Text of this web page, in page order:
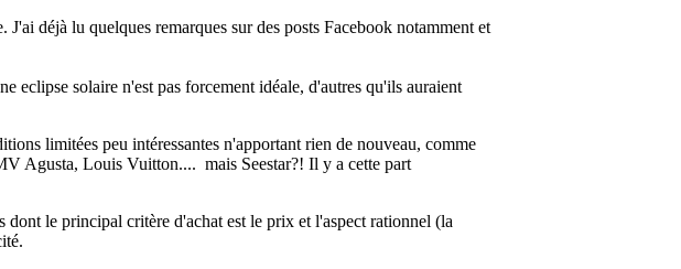
déjà lu quelques remarques sur des posts Facebook notamment et
eclipse solaire n'est pas forcement idéale, d'autres qu'ils auraient
limitées peu intéressantes n'apportant rien de nouveau, comme
Agusta, Louis Vuitton.... mais Seestar?! Il y a cette part
dont le principal critère d'achat est le prix et l'aspect rationnel (la